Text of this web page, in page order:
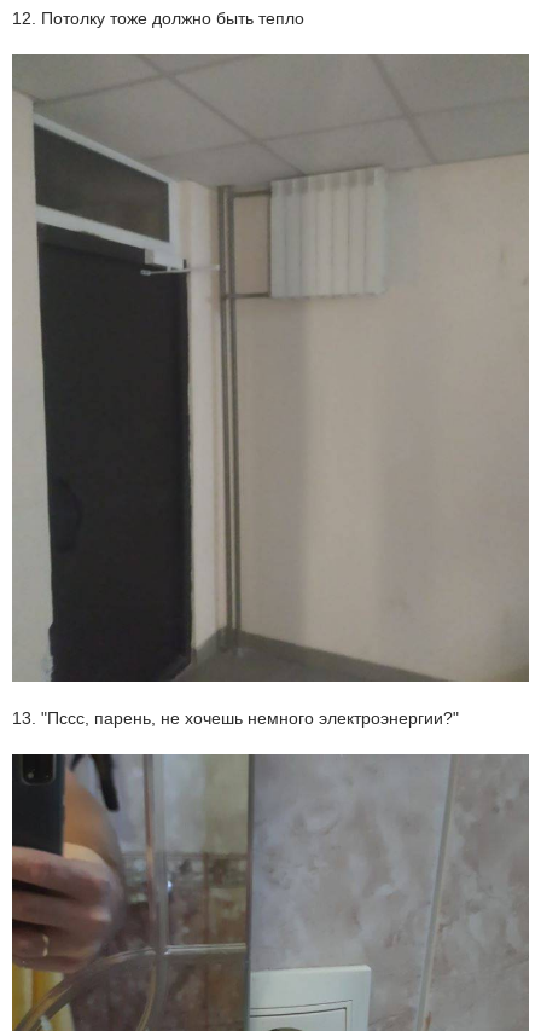
12. Потолку тоже должно быть тепло
13. "Пссс, парень, не хочешь немного электроэнергии?"